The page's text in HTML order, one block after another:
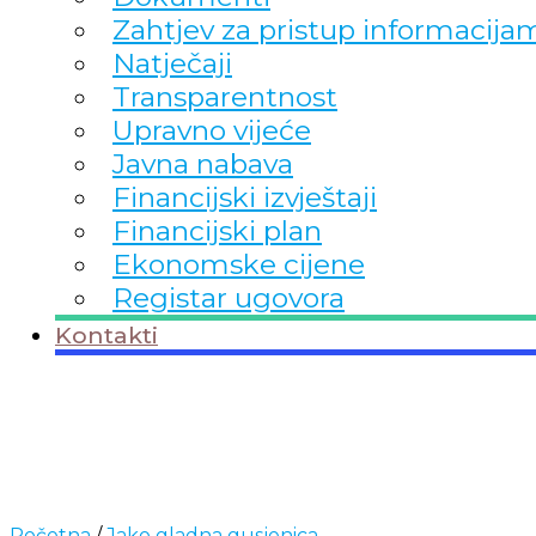
Zahtjev za pristup
Natječaji
Transparentnost
Upravno vijeće
Javna nabava
Financijski izvještaji
Financijski plan
Ekonomske cijene
Registar ugovora
Kontakti